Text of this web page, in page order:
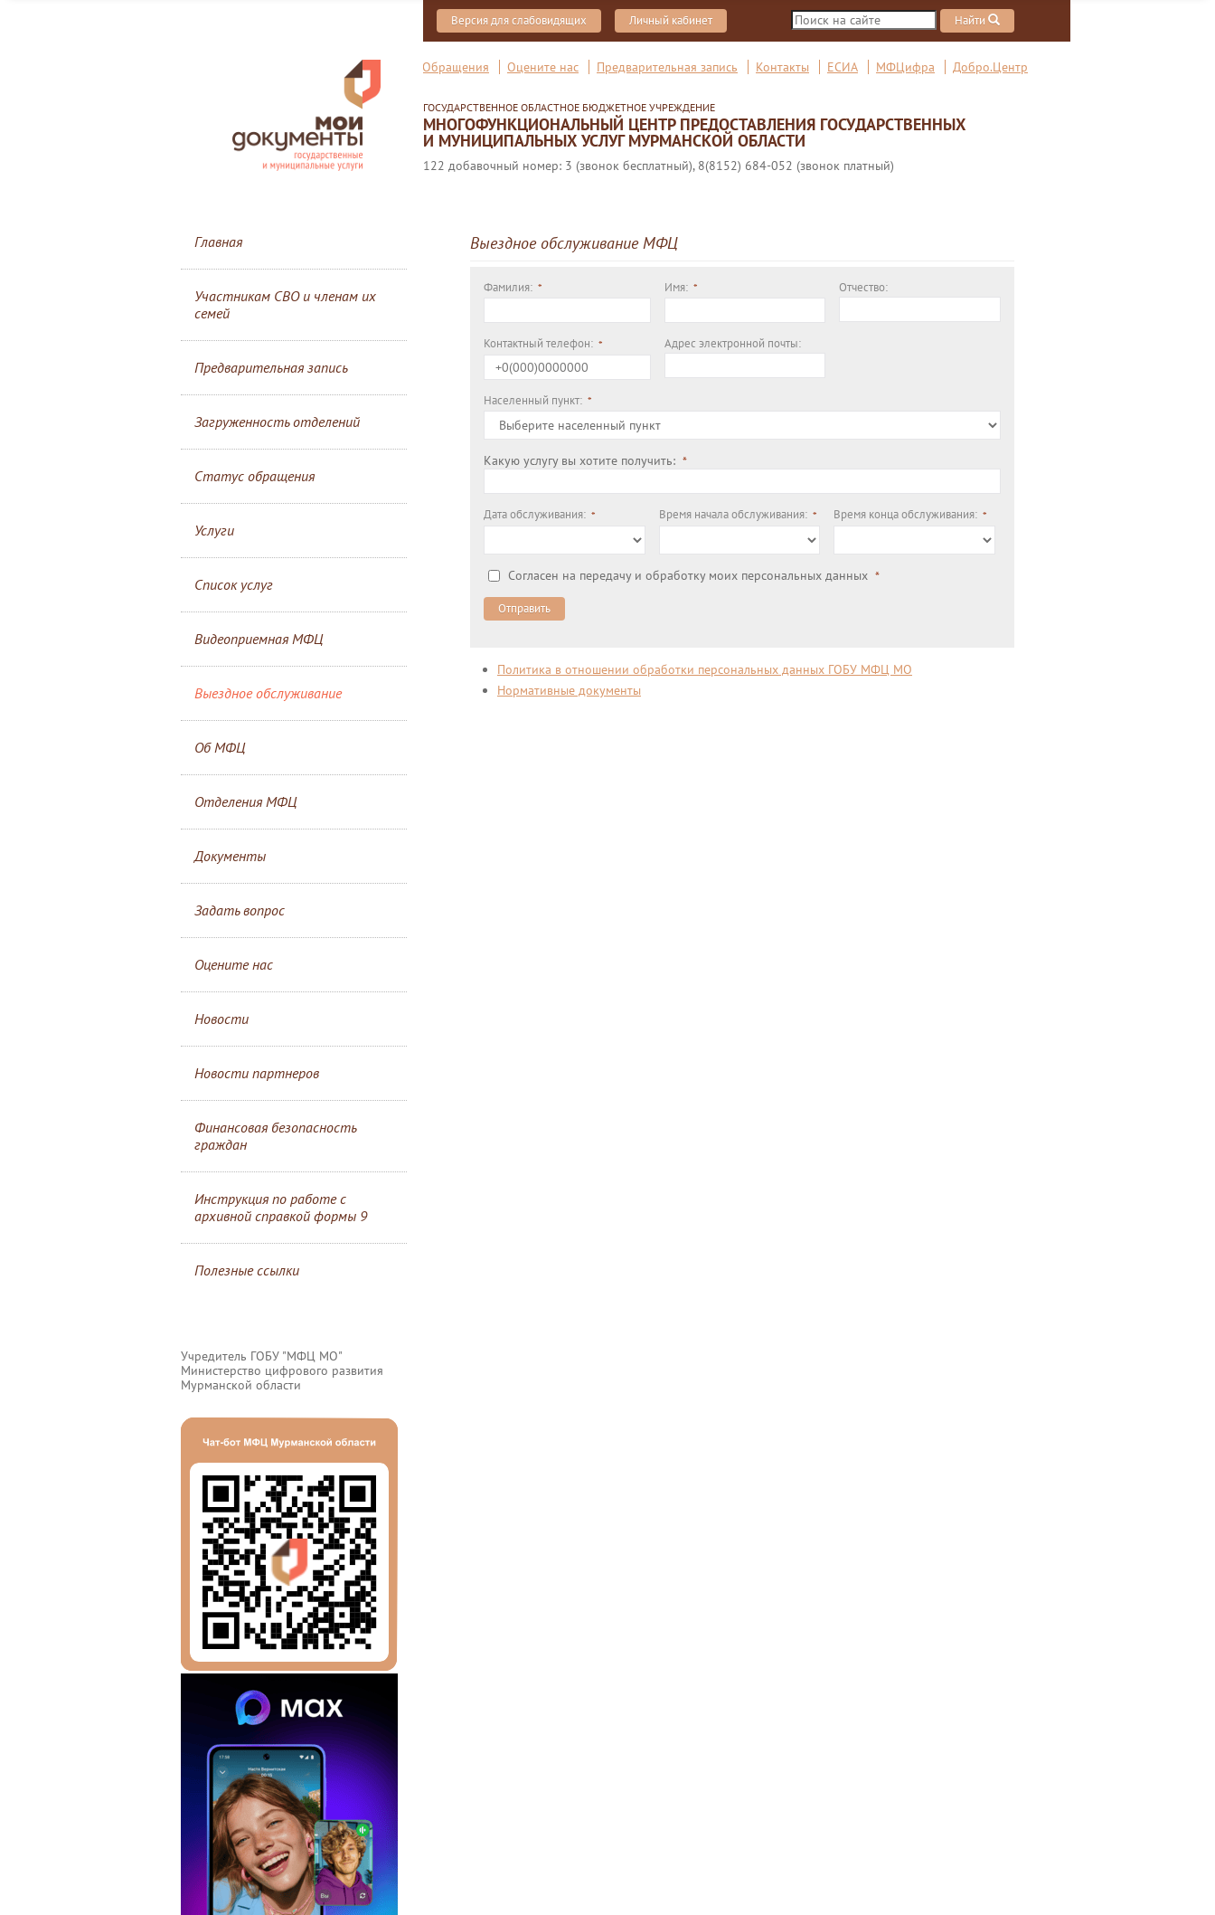
Версия для слабовидящих Личный кабинет Найти
Обращения Оцените нас Предварительная запись Контакты ЕСИА МФЦифра Добро.Центр
ГОСУДАРСТВЕННОЕ ОБЛАСТНОЕ БЮДЖЕТНОЕ УЧРЕЖДЕНИЕ
МНОГОФУНКЦИОНАЛЬНЫЙ ЦЕНТР ПРЕДОСТАВЛЕНИЯ ГОСУДАРСТВЕННЫХ
И МУНИЦИПАЛЬНЫХ УСЛУГ МУРМАНСКОЙ ОБЛАСТИ
122 добавочный номер: 3 (звонок бесплатный), 8(8152) 684-052 (звонок платный)
Главная
Участникам СВО и членам их
семей
Предварительная запись
Загруженность отделений
Статус обращения
Услуги
Список услуг
Видеоприемная МФЦ
Выездное обслуживание
Об МФЦ
Отделения МФЦ
Документы
Задать вопрос
Оцените нас
Новости
Новости партнеров
Финансовая безопасность
граждан
Инструкция по работе с
архивной справкой формы 9
Полезные ссылки
Учредитель ГОБУ "МФЦ МО"
Министерство цифрового развития
Мурманской области
Выездное обслуживание МФЦ
Фамилия: Имя: Отчество:
Контактный телефон: Адрес электронной почты:
Населенный пункт:
Какую услугу вы хотите получить:
Дата обслуживания: Время начала обслуживания: Время конца обслуживания:
Согласен на передачу и обработку моих персональных данных
Отправить
Политика в отношении обработки персональных данных ГОБУ МФЦ МО
Нормативные документы